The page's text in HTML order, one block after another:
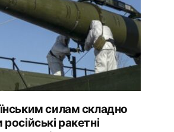
силам складно
ракетні